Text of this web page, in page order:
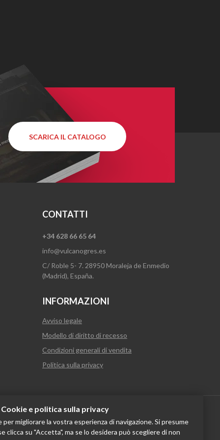
SCARICA IL CATALOGO
Politica sulla privacy
+34 628 66 65 64
info@vulcanogres.es
C/ Roble 5- 7. 28950 Moraleja de Enmedio
(Madrid), España.
CONTATTI
Avviso legale
Modello di diritto di recesso
Condizioni generali di vendita
INFORMAZIONI
Cookie e politica sulla privacy
migliorare la vostra esperienza di navigazione. Si presume
clicca su "Accetta", ma se lo desidera può scegliere di non